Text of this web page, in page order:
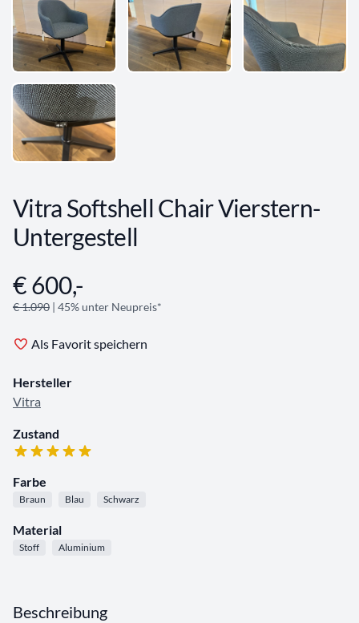
Vitra Softshell Chair Vierstern-
Untergestell
Angebotsinformationen
€ 600,-
€ 1.090 | 45% unter Neupreis*
Als Favorit speichern
Hersteller
Vitra
Zustand
Farbe
Braun Blau Schwarz
Material
Stoff Aluminium
Beschreibung